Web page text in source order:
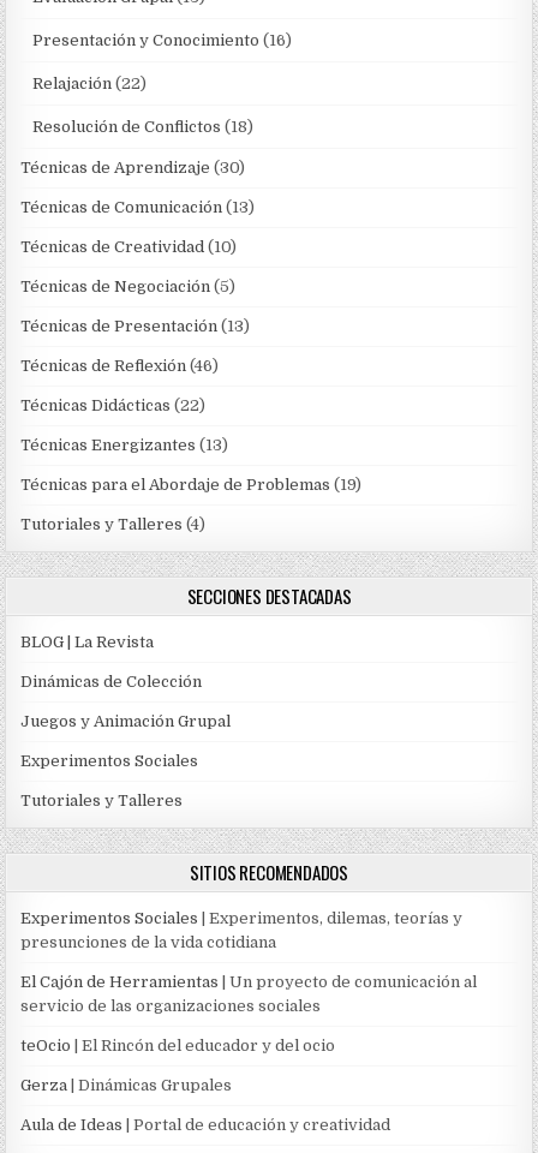
Presentación y Conocimiento (16)
Relajación (22)
Resolución de Conflictos (18)
Técnicas de Aprendizaje (30)
Técnicas de Comunicación (13)
Técnicas de Creatividad (10)
Técnicas de Negociación (5)
Técnicas de Presentación (13)
Técnicas de Reflexión (46)
Técnicas Didácticas (22)
Técnicas Energizantes (13)
Técnicas para el Abordaje de Problemas (19)
Tutoriales y Talleres (4)
SECCIONES DESTACADAS
BLOG | La Revista
Dinámicas de Colección
Juegos y Animación Grupal
Experimentos Sociales
Tutoriales y Talleres
SITIOS RECOMENDADOS
Experimentos Sociales | Experimentos, dilemas, teorías y
presunciones de la vida cotidiana
El Cajón de Herramientas | Un proyecto de comunicación al
servicio de las organizaciones sociales
teOcio | El Rincón del educador y del ocio
Gerza | Dinámicas Grupales
Aula de Ideas | Portal de educación y creatividad